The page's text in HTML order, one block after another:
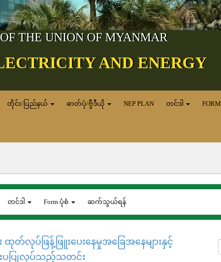
THE UNION OF MYANMAR
AND ENERGY
တိုင်း/ပြည်နယ် ဓာတ်ပုံ/ဗွီဒီယို NEP PLAN တင်ဒါ FORM
တင်ဒါ Form ပုံစံ ဆက်သွယ်ရန်
လုပ်ဖြန့်ဖြူးပေးနေမှုအခြေအ‌နေများနှင့်
ပပြုလုပ်သည့်သတင်း